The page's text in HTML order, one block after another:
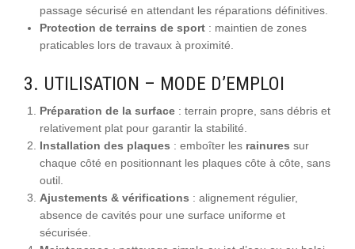
passage sécurisé en attendant les réparations définitives.
Protection de terrains de sport : maintien de zones
praticables lors de travaux à proximité.
3. UTILISATION – MODE D’EMPLOI
Préparation de la surface : terrain propre, sans débris et
relativement plat pour garantir la stabilité.
Installation des plaques : emboîter les rainures sur
chaque côté en positionnant les plaques côte à côte, sans
outil.
Ajustements & vérifications : alignement régulier,
absence de cavités pour une surface uniforme et
sécurisée.